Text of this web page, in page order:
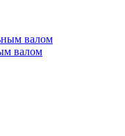
валом
валом